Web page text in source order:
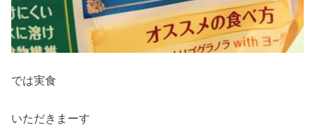
では実食
いただきまーす